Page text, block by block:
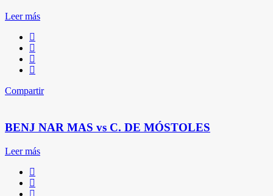
Leer más
Compartir
BENJ NAR MAS vs C. DE MÓSTOLES
Leer más